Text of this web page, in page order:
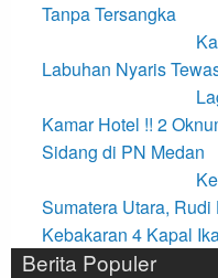
Tanpa Tersangka
Labuhan Nyaris
Kamar Hotel !! 2
Sidang di PN Medan
Sumatera Utara,
Kebakaran 4 Kapal
Berita Populer